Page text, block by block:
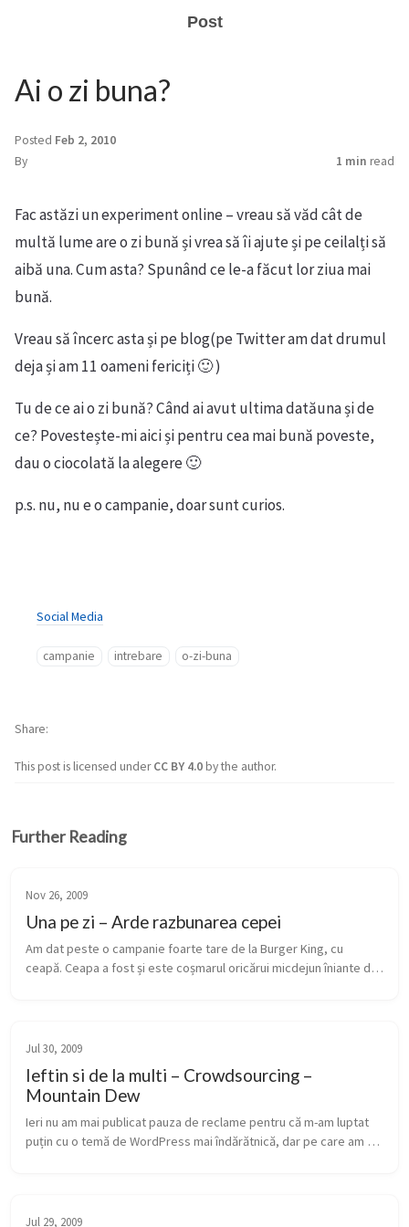
Post
Ai o zi buna?
Posted Feb 2, 2010
By
1 min read
Fac astăzi un experiment online – vreau să văd cât de
multă lume are o zi bună și vrea să îi ajute și pe ceilalți să
aibă una. Cum asta? Spunând ce le-a făcut lor ziua mai
bună.
Vreau să încerc asta și pe blog(pe Twitter am dat drumul
deja și am 11 oameni fericiți 🙂 )
Tu de ce ai o zi bună? Când ai avut ultima datăuna și de
ce? Povestește-mi aici și pentru cea mai bună poveste,
dau o ciocolată la alegere 🙂
p.s. nu, nu e o campanie, doar sunt curios.
Social Media
campanie intrebare o-zi-buna
This post is licensed underCC BY 4.0by the author.
Share
Further Reading
Nov 26, 2009
Una pe zi – Arde razbunarea cepei
Am dat peste o campanie foarte tare de la Burger King, cu
ceapă. Ceapa a fost și este coșmarul oricărui micdejun îniante de
Jul 30, 2009
Ieftin si de la multi – Crowdsourcing –
Mountain Dew
Ieri nu am mai publicat pauza de reclame pentru că m-am luptat
puțin cu o temă de WordPress mai îndărătnică, dar pe care am
Jul 29, 2009